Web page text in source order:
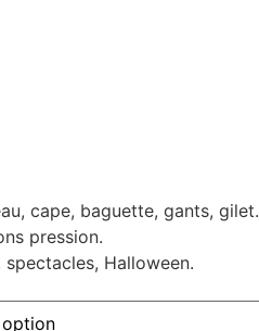
cape, baguette, gants, gilet.
pression.
Halloween.